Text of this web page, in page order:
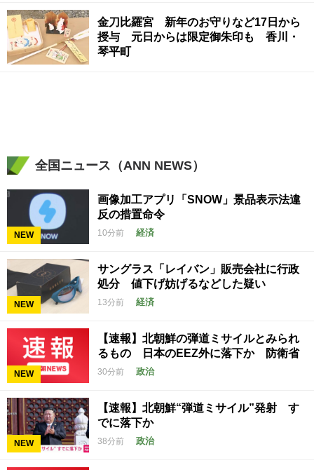
金刀比羅宮 新年のお守りなど17日から
授与 元日からは限定御朱印も 香川・
琴平町
全国ニュース（ANN NEWS）
NEW
画像加工アプリ「SNOW」景品表示法違
反の措置命令
10分前 経済
NEW
サングラス「レイバン」販売会社に行政
処分 値下げ妨げるなどした疑い
13分前 経済
NEW
【速報】北朝鮮の弾道ミサイルとみられ
るもの 日本のEEZ外に落下か 防衛省
30分前 政治
NEW
【速報】北朝鮮“弾道ミサイル”発射 す
でに落下か
38分前 政治